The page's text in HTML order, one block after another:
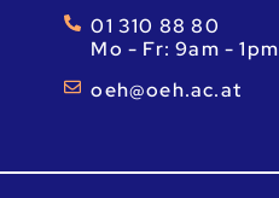
01 310 88 80
Mo - Fr: 9am - 1pm
ta.ca.heo@heo